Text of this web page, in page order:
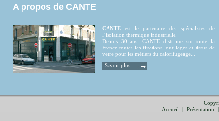
A propos de CANTE
CANTE est le partenaire des spécialistes de
l’isolation thermique industrielle.
Depuis 30 ans, CANTE distribue sur toute la
France toutes les fixations, outillages et tissus de
verre pour les métiers du calorifugeage...
Savoir plus
Accueil
| Présentation